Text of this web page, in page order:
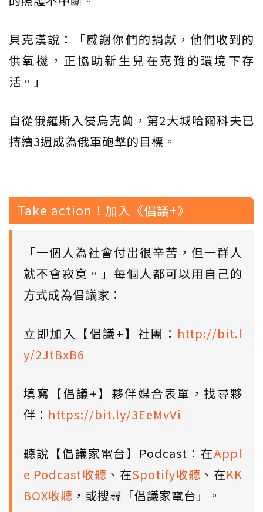
貝克漢說：「感謝你們的捐獻，他們收到的
供氧機，正協助新生兒在克難的環境下存
活。」
自從俄羅斯入侵烏克蘭，第2大城哈爾科夫已
持續3週成為俄軍砲擊的目標。
Take action！加入《倡議+》
「一個人為社會付出很辛苦，但一群人
就不會寂寞。」每個人都可以用自己的
方式成為倡議家：
立即加入【倡議+】社團： http://bit.l
y/2JtBxB6
填寫【倡議+】夥伴媒合表單，找尋夥
伴： https://bit.ly/3EeMvVi
聽說【倡議家電台】Podcast：在Appl
e Podcast收聽 、在Spotify收聽 、在KK
BOX收聽 ，或搜尋「倡議家電台」。